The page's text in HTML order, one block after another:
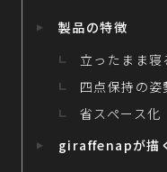
製品の特徴
立ったまま寝
四点保持の姿
省スペース化
giraffenapが描